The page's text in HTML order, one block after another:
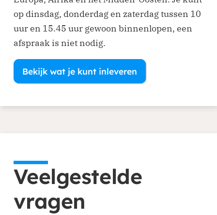
op dinsdag, donderdag en zaterdag tussen 10
uur en 15.45 uur gewoon binnenlopen, een
afspraak is niet nodig.
Bekijk wat je kunt inleveren
Veelgestelde
vragen